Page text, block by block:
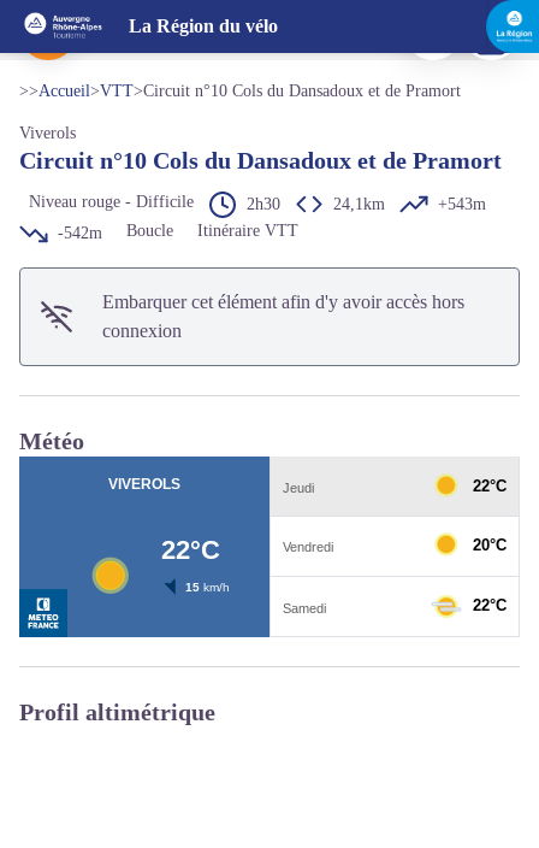
La Région du vélo
chemin - MDT LF
Voir l'image en plein écran
>>Accueil>VTT>Circuit n°10 Cols du Dansadoux et de Pramort
Viverols
Circuit n°10 Cols du Dansadoux et de Pramort
Niveau rouge - Difficile 2h30 24,1km
+543m
-542m
Boucle Itinéraire VTT
Embarquer cet élément afin d'y avoir accès hors
connexion
Météo
Profil altimétrique